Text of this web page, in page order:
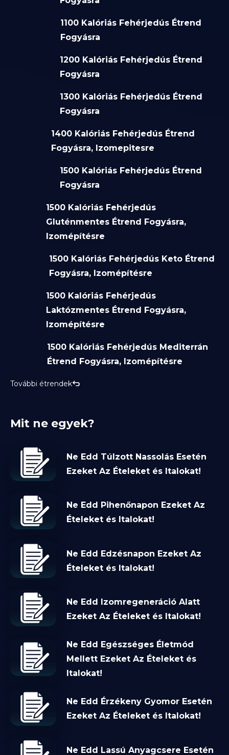
1100 Kalóriás Fehérjedús Étrend
Fogyásra
1200 Kalóriás Fehérjedús Étrend
Fogyásra
1300 Kalóriás Fehérjedús Étrend
Fogyásra
1400 Kalóriás Fehérjedús Étrend
Fogyásra, Izomepitesre
1500 Kalóriás Fehérjedús Étrend
Fogyásra
1500 Kalóriás Fehérjedús
Gluténmentes Étrend Fogyásra,
Izomépítésre
1500 Kalóriás Fehérjedús Keto Étrend
Fogyásra, Izomépítésre
1500 Kalóriás Fehérjedús
Laktózmentes Étrend Fogyásra,
Izomépítésre
1500 Kalóriás Fehérjedús Mediterrán
Étrend Fogyásra, Izomépítésre
További étrendek
Mit ne egyek?
Ne Edd Túlzott Nassolás Esetén
Ezeket Az Ételeket és Italokat!
Ne Edd Pihenőnapon Ezeket Az
Ételeket és Italokat!
Ne Edd Edzésnapon Ezeket Az
Ételeket és Italokat!
Ne Edd Izomregeneráció Alatt
Ezeket Az Ételeket és Italokat!
Ne Edd Egészséges Életmód
Mellett Ezeket Az Ételeket és
Italokat!
Ne Edd Érzékeny Gyomor Esetén
Ezeket Az Ételeket és Italokat!
Ne Edd Lassú Anyagcsere Esetén